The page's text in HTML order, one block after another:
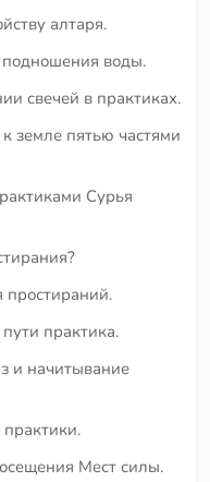
алтаря.
подношения воды.
свечей в практиках.
земле пятью частями
Сурья
практика.
и начитывание
Мест силы.